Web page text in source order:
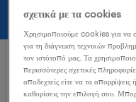
Για να βρεθεί μια
και να επιτύχει τους
σχετικά με τα cookies
Χρησιμοποιούμε cookies για να
για τη διάγνωση τεχνικών
τον ιστότοπό μας. Τα
περισσότερες σχετικές
αποδεχτείς είτε να τα
καθορίσεις την επιλογή σου.